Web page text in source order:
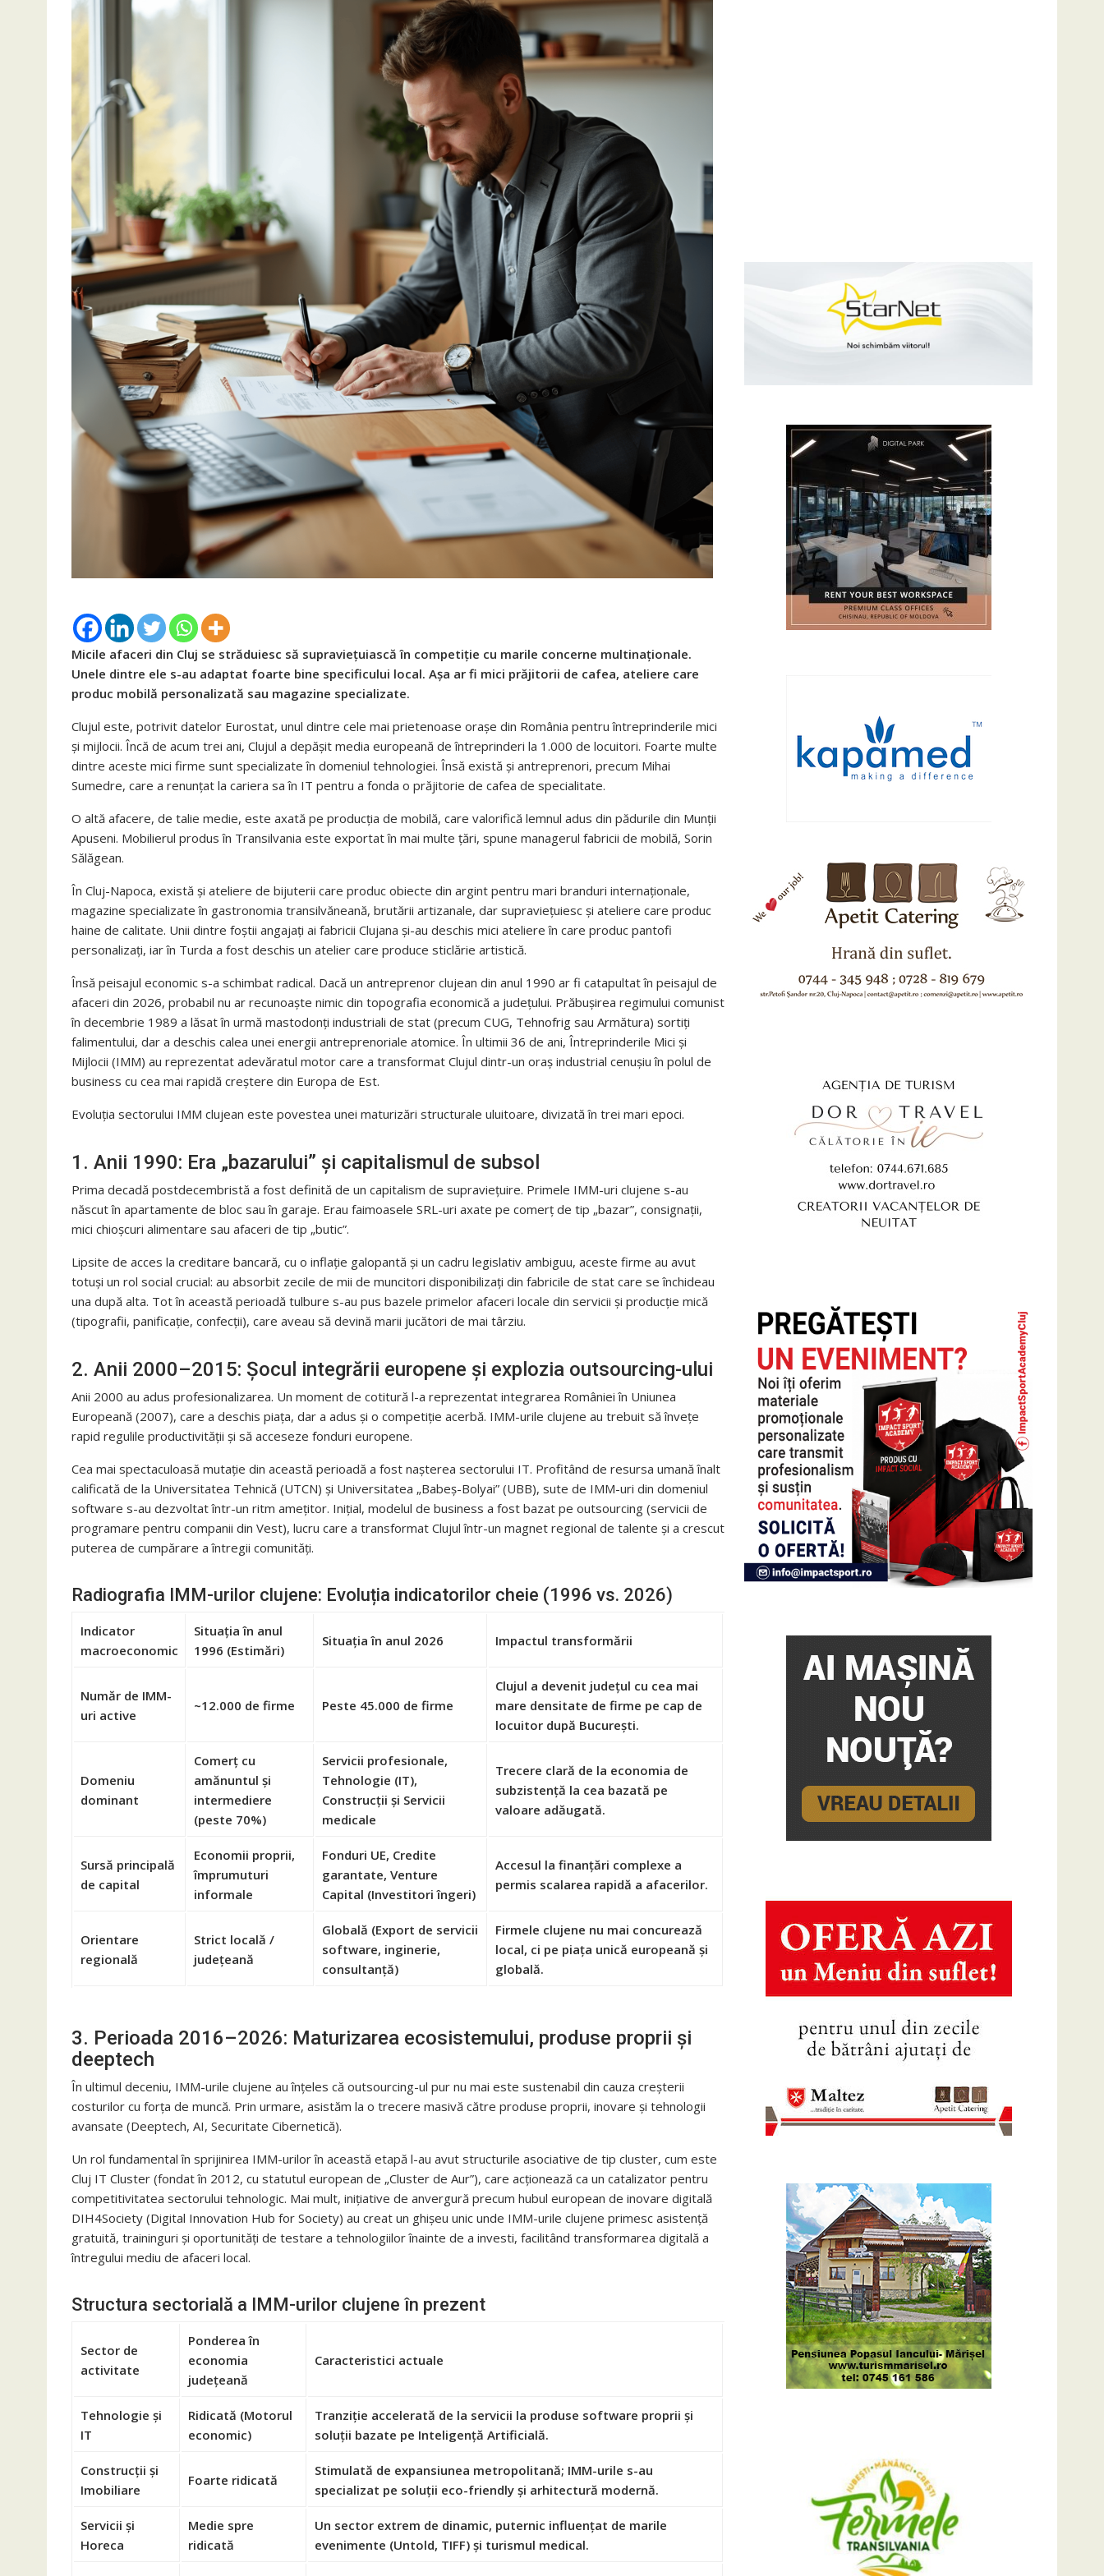
Micile afaceri din Cluj se străduiesc să supraviețuiască în competiție cu marile concerne multinaționale.
Unele dintre ele s-au adaptat foarte bine specificului local. Așa ar fi mici prăjitorii de cafea, ateliere care
produc mobilă personalizată sau magazine specializate.
Clujul este, potrivit datelor Eurostat, unul dintre cele mai prietenoase orașe din România pentru întreprinderile mici
și mijlocii. Încă de acum trei ani, Clujul a depășit media europeană de întreprinderi la 1.000 de locuitori. Foarte multe
dintre aceste mici firme sunt specializate în domeniul tehnologiei. Însă există și antreprenori, precum Mihai
Sumedre, care a renunțat la cariera sa în IT pentru a fonda o prăjitorie de cafea de specialitate.
O altă afacere, de talie medie, este axată pe producția de mobilă, care valorifică lemnul adus din pădurile din Munții
Apuseni. Mobilierul produs în Transilvania este exportat în mai multe țări, spune managerul fabricii de mobilă, Sorin
Sălăgean.
În Cluj-Napoca, există și ateliere de bijuterii care produc obiecte din argint pentru mari branduri internaționale,
magazine specializate în gastronomia transilvăneană, brutării artizanale, dar supraviețuiesc și ateliere care produc
haine de calitate. Unii dintre foștii angajați ai fabricii Clujana și-au deschis mici ateliere în care produc pantofi
personalizați, iar în Turda a fost deschis un atelier care produce sticlărie artistică.
Însă peisajul economic s-a schimbat radical. Dacă un antreprenor clujean din anul 1990 ar fi catapultat în peisajul de
afaceri din 2026, probabil nu ar recunoaște nimic din topografia economică a județului. Prăbușirea regimului comunist
în decembrie 1989 a lăsat în urmă mastodonți industriali de stat (precum CUG, Tehnofrig sau Armătura) sortiți
falimentului, dar a deschis calea unei energii antreprenoriale atomice. În ultimii 36 de ani, Întreprinderile Mici și
Mijlocii (IMM) au reprezentat adevăratul motor care a transformat Clujul dintr-un oraș industrial cenușiu în polul de
business cu cea mai rapidă creștere din Europa de Est.
Evoluția sectorului IMM clujean este povestea unei maturizări structurale uluitoare, divizată în trei mari epoci.
1. Anii 1990: Era „bazarului” și capitalismul de subsol
Prima decadă postdecembristă a fost definită de un capitalism de supraviețuire. Primele IMM-uri clujene s-au
născut în apartamente de bloc sau în garaje. Erau faimoasele SRL-uri axate pe comerț de tip „bazar”, consignații,
mici chioșcuri alimentare sau afaceri de tip „butic”.
Lipsite de acces la creditare bancară, cu o inflație galopantă și un cadru legislativ ambiguu, aceste firme au avut
totuși un rol social crucial: au absorbit zecile de mii de muncitori disponibilizați din fabricile de stat care se închideau
una după alta. Tot în această perioadă tulbure s-au pus bazele primelor afaceri locale din servicii și producție mică
(tipografii, panificație, confecții), care aveau să devină marii jucători de mai târziu.
2. Anii 2000–2015: Șocul integrării europene și explozia outsourcing-ului
Anii 2000 au adus profesionalizarea. Un moment de cotitură l-a reprezentat integrarea României în Uniunea
Europeană (2007), care a deschis piața, dar a adus și o competiție acerbă. IMM-urile clujene au trebuit să învețe
rapid regulile productivității și să acceseze fonduri europene.
Cea mai spectaculoasă mutație din această perioadă a fost nașterea sectorului IT. Profitând de resursa umană înalt
calificată de la Universitatea Tehnică (UTCN) și Universitatea „Babeș-Bolyai” (UBB), sute de IMM-uri din domeniul
software s-au dezvoltat într-un ritm amețitor. Inițial, modelul de business a fost bazat pe outsourcing (servicii de
programare pentru companii din Vest), lucru care a transformat Clujul într-un magnet regional de talente și a crescut
puterea de cumpărare a întregii comunități.
Radiografia IMM-urilor clujene: Evoluția indicatorilor cheie (1996 vs. 2026)
Indicator
macroeconomic
Situația în anul
1996 (Estimări)
Situația în anul 2026 Impactul transformării
Număr de IMM-
uri active
~12.000 de firme Peste 45.000 de firme
Clujul a devenit județul cu cea mai
mare densitate de firme pe cap de
locuitor după București.
Domeniu
dominant
Comerț cu
amănuntul și
intermediere
(peste 70%)
Servicii profesionale,
Tehnologie (IT),
Construcții și Servicii
medicale
Trecere clară de la economia de
subzistență la cea bazată pe
valoare adăugată.
Sursă principală
de capital
Economii proprii,
împrumuturi
informale
Fonduri UE, Credite
garantate, Venture
Capital (Investitori îngeri)
Accesul la finanțări complexe a
permis scalarea rapidă a afacerilor.
Orientare
regională
Strict locală /
județeană
Globală (Export de servicii
software, inginerie,
consultanță)
Firmele clujene nu mai concurează
local, ci pe piața unică europeană și
globală.
3. Perioada 2016–2026: Maturizarea ecosistemului, produse proprii și
deeptech
În ultimul deceniu, IMM-urile clujene au înțeles că outsourcing-ul pur nu mai este sustenabil din cauza creșterii
costurilor cu forța de muncă. Prin urmare, asistăm la o trecere masivă către produse proprii, inovare și tehnologii
avansate (Deeptech, AI, Securitate Cibernetică).
Un rol fundamental în sprijinirea IMM-urilor în această etapă l-au avut structurile asociative de tip cluster, cum este
Cluj IT Cluster (fondat în 2012, cu statutul european de „Cluster de Aur”), care acționează ca un catalizator pentru
competitivitatea sectorului tehnologic. Mai mult, inițiative de anvergură precum hubul european de inovare digitală
DIH4Society (Digital Innovation Hub for Society) au creat un ghișeu unic unde IMM-urile clujene primesc asistență
gratuită, traininguri și oportunități de testare a tehnologiilor înainte de a investi, facilitând transformarea digitală a
întregului mediu de afaceri local.
Structura sectorială a IMM-urilor clujene în prezent
Sector de
activitate
Ponderea în
economia
județeană
Caracteristici actuale
Tehnologie și
IT
Ridicată (Motorul
economic)
Tranziție accelerată de la servicii la produse software proprii și
soluții bazate pe Inteligență Artificială.
Construcții și
Imobiliare
Foarte ridicată
Stimulată de expansiunea metropolitană; IMM-urile s-au
specializat pe soluții eco-friendly și arhitectură modernă.
Servicii și
Horeca
Medie spre
ridicată
Un sector extrem de dinamic, puternic influențat de marile
evenimente (Untold, TIFF) și turismul medical.